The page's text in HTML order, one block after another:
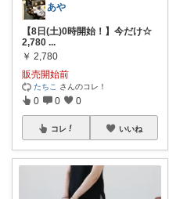
あや
【8日(土)0時開始！】今だけ☆
2,780 ...
￥ 2,780
販売開始前
たちこ さんのコレ！
0 0 0
コレ いいね